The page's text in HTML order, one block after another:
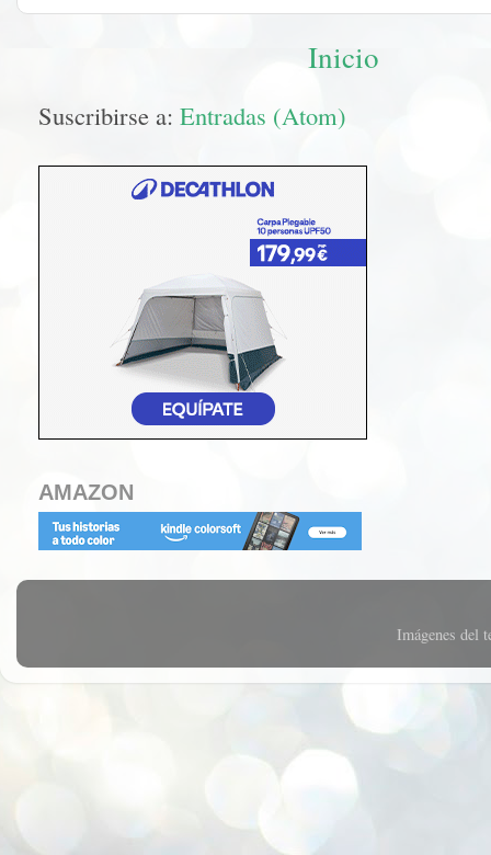
Inicio
Suscribirse a: Entradas (Atom)
AMAZON
Imágenes del